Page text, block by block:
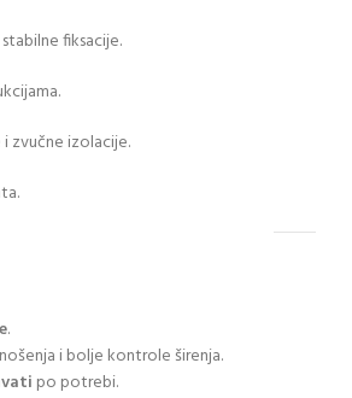
fiksacije.
zvučne izolacije.
.
i bolje kontrole širenja.
po potrebi.